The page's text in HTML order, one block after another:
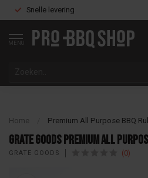
Snelle levering
MENU
Home Premium All Purpose BBQ
Grate Goods Premium All
GRATE GOODS (0)